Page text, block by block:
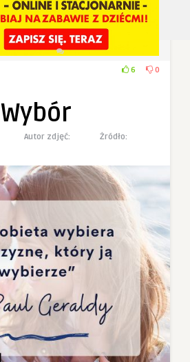
Wyświetlenia 0 Komentarzy
6 0
Wybór
Autor zdjęć: Żródło: